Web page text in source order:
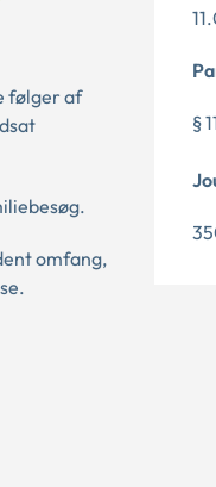
følger af
omfang,
§